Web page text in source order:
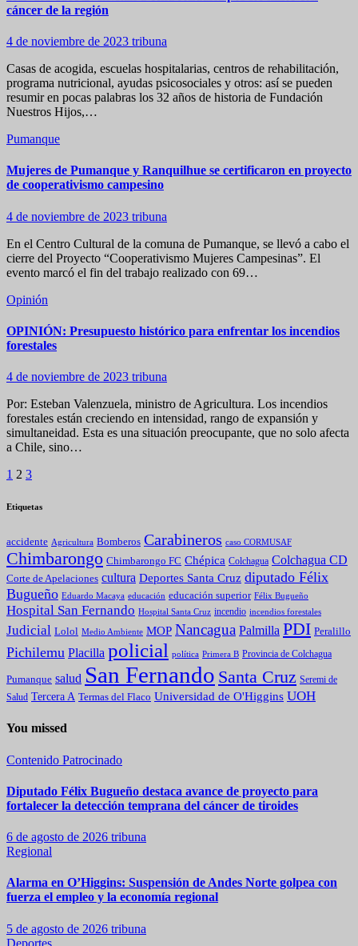
cáncer de la región
4 de noviembre de 2023 tribuna
Casas de acogida, escuelas hospitalarias, centros de rehabilitación,
programa nutricional, ayudas psicosociales y otros: así se pueden
resumir en pocas palabras los 32 años de historia de Fundación
Nuestros Hijos,…
Pumanque
Mujeres de Pumanque y Ranquilhue se certificaron en proyecto
de cooperativismo campesino
4 de noviembre de 2023 tribuna
En el Centro Cultural de la comuna de Pumanque, se llevó a cabo el
cierre del Proyecto “Cooperativismo Mujeres Campesinas”. El
evento marcó el fin del trabajo realizado con 69…
Opinión
OPINIÓN: Presupuesto histórico para enfrentar los incendios
forestales
4 de noviembre de 2023 tribuna
Por: Esteban Valenzuela, ministro de Agricultura. Los incendios
forestales están creciendo en intensidad, rango de expansión y
simultaneidad. Esta es una situación preocupante, que no solo afecta
a Chile, sino…
Paginación
de
1 2 3
Etiquetas
accidente Agricultura Bomberos Carabineros caso CORMUSAF
Chimbarongo Chimbarongo FC Chépica Colchagua Colchagua CD
Corte de Apelaciones cultura Deportes Santa Cruz diputado Félix
Bugueño Eduardo Macaya educación educación superior Félix Bugueño
Hospital San Fernando Hospital Santa Cruz incendio incendios forestales
Judicial Lolol Medio Ambiente MOP Nancagua Palmilla PDI Peralillo
Pichilemu Placilla policial política Primera B Provincia de Colchagua
Pumanque salud San Fernando Santa Cruz Seremi de
Salud Tercera A Termas del Flaco Universidad de O'Higgins UOH
You missed
Contenido Patrocinado
Diputado Félix Bugueño destaca avance de proyecto para
fortalecer la detección temprana del cáncer de tiroides
6 de agosto de 2026 tribuna
Regional
Alarma en O’Higgins: Suspensión de Andes Norte golpea con
fuerza el empleo y la economía regional
5 de agosto de 2026 tribuna
Deportes